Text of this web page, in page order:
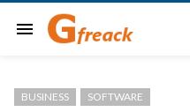
menu
BUSINESS SOFTWARE